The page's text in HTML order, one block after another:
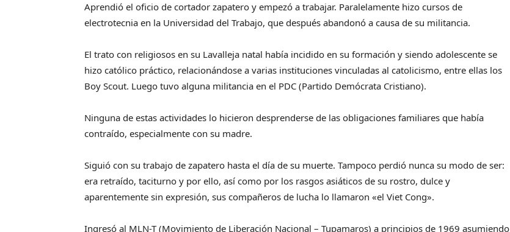
Aprendió el oficio de cortador zapatero y empezó a trabajar. Paralelamente hizo cursos de
electrotecnia en la Universidad del Trabajo, que después abandonó a causa de su militancia.
El trato con religiosos en su Lavalleja natal había incidido en su formación y siendo adolescente se
hizo católico práctico, relacionándose a varias instituciones vinculadas al catolicismo, entre ellas los
Boy Scout. Luego tuvo alguna militancia en el PDC (Partido Demócrata Cristiano).
Ninguna de estas actividades lo hicieron desprenderse de las obligaciones familiares que había
contraído, especialmente con su madre.
Siguió con su trabajo de zapatero hasta el día de su muerte. Tampoco perdió nunca su modo de ser:
era retraído, taciturno y por ello, así como por los rasgos asiáticos de su rostro, dulce y
aparentemente sin expresión, sus compañeros de lucha lo llamaron «el Viet Cong».
Ingresó al MLN-T (Movimiento de Liberación Nacional – Tupamaros) a principios de 1969 asumiendo